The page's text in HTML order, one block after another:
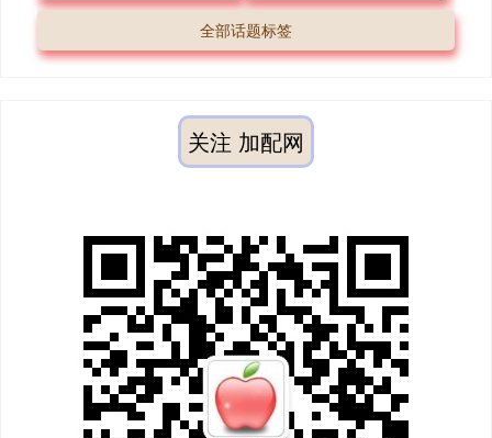
全部话题标签
关注 加配网